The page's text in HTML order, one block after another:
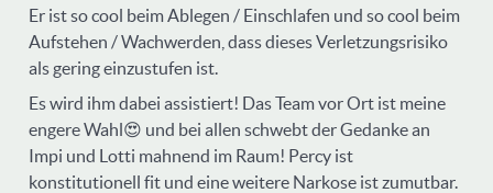
Er ist so cool beim Ablegen / Einschlafen und so cool beim
Aufstehen / Wachwerden, dass dieses Verletzungsrisiko
als gering einzustufen ist.
Es wird ihm dabei assistiert! Das Team vor Ort ist meine
engere Wahl😍 und bei allen schwebt der Gedanke an
Impi und Lotti mahnend im Raum! Percy ist
konstitutionell fit und eine weitere Narkose ist zumutbar.